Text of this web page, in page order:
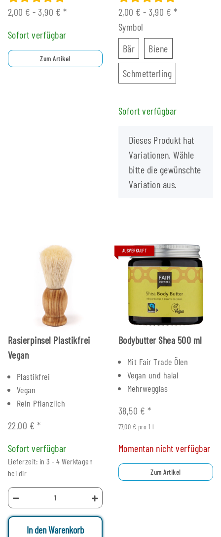
2,00 € -3,90 € *
Sofort verfügbar
Zum Artikel
2,00 € -3,90 € *
Symbol
BärBär BieneBiene
SchmetterlingSchmetterling
Sofort verfügbar
x
Dieses Produkt hat
Variationen. Wähle
bitte die gewünschte
Variation aus.
Rasierpinsel Plastikfrei
Vegan
Plastikfrei
Vegan
Rein Pflanzlich
22,00 € *
Sofort verfügbar
Lieferzeit: in 3 - 4 Werktagen
bei dir
In den Warenkorb
AUSVERKAUFT
Bodybutter Shea 500 ml
Mit Fair Trade Ölen
Vegan und halal
Mehrwegglas
38,50 € *
77,00 € pro 1 l
Momentan nicht verfügbar
Zum Artikel